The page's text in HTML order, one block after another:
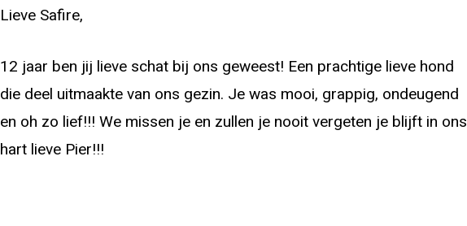
Lieve Safire,
12 jaar ben jij lieve schat bij ons geweest! Een prachtige lieve hond
die deel uitmaakte van ons gezin. Je was mooi, grappig, ondeugend
en oh zo lief!!! We missen je en zullen je nooit vergeten je blijft in ons
hart lieve Pier!!!